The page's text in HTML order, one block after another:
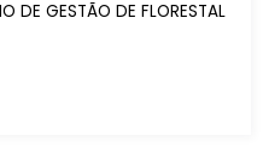
DE GESTÃO DE FLORESTAL